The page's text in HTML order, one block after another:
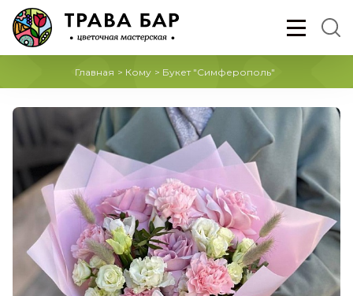
Главная > Кому > Букет "Симферополь"